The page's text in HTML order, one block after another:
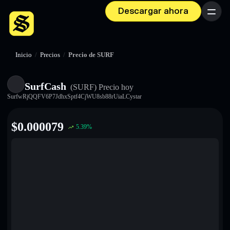
Descargar ahora Menú
Inicio / Precios / Precio de SURF
SurfCash (SURF) Precio hoy
SurfwRjQQFV6P7JdhxSptf4CjWU8sb88rUiaLCystar
$0.000079 5.39%